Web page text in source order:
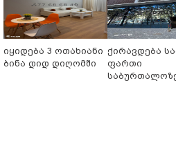
იყიდება 3 ოთახიანი
ბინა დიდ დიღომში
ქირავდება
ფართი